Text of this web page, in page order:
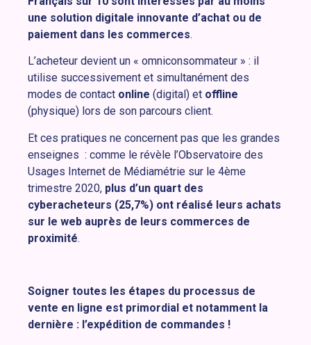
une solution digitale innovante d’achat ou de
paiement dans les commerces.
L’acheteur devient un « omniconsommateur » : il
utilise successivement et simultanément des
modes de contact online (digital) et offline
(physique) lors de son parcours client.
Et ces pratiques ne concernent pas que les grandes
enseignes : comme le révèle l’Observatoire des
Usages Internet de Médiamétrie sur le 4ème
trimestre 2020, plus d’un quart des
cyberacheteurs (25,7%) ont réalisé leurs achats
sur le web auprès de leurs commerces de
proximité.
Soigner toutes les étapes du processus de
vente en ligne est primordial et notamment la
dernière : l’expédition de commandes !